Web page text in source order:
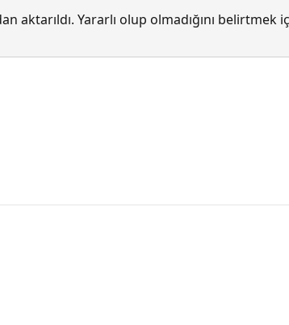
aktarıldı. Yararlı olup olmadığını